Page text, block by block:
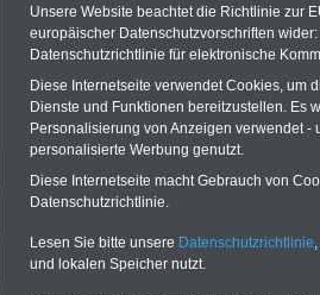
Staatliches
Lehramt an
Neuwied
Unsere Website beachtet die Richtlinie zur
europäischer Datenschutzvorschriften
Datenschutzrichtlinie für elektronische
Diese Internetseite verwendet Cookies, um
Dienste und Funktionen bereitzustellen. Es
Personalisierung von Anzeigen verwendet
personalisierte Werbung genutzt.
Diese Internetseite macht Gebrauch von
Datenschutzrichtlinie.
Lesen Sie bitte unsere Datenschutzrichtlinie
und lokalen Speicher nutzt.